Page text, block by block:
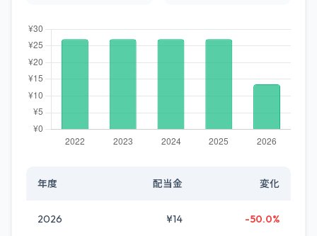
年度 配当金 変化
2026 ¥14 -50.0%